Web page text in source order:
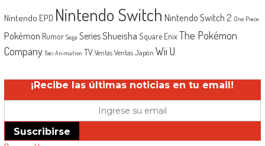
Nintendo EPD Nintendo Switch Nintendo Switch 2 One Piece
Pokémon Rumor Sega SeriesShueisha Square EnixThe Pokémon
Company Toei Animation TV Ventas Ventas Japón Wii U
¡Recibe las últimas noticias en tu email!
Suscribirse